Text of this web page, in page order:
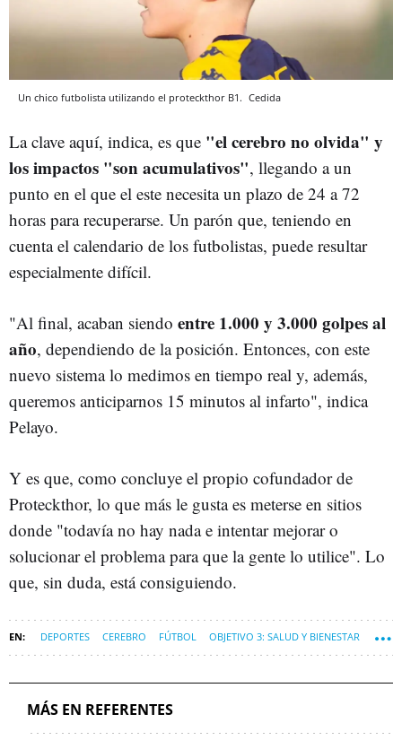
Un chico futbolista utilizando el proteckthor B1. Cedida
La clave aquí, indica, es que "el cerebro no olvida" y
los impactos "son acumulativos", llegando a un
punto en el que el este necesita un plazo de 24 a 72
horas para recuperarse. Un parón que, teniendo en
cuenta el calendario de los futbolistas, puede resultar
especialmente difícil.
"Al final, acaban siendo entre 1.000 y 3.000 golpes al
año, dependiendo de la posición. Entonces, con este
nuevo sistema lo medimos en tiempo real y, además,
queremos anticiparnos 15 minutos al infarto", indica
Pelayo.
Y es que, como concluye el propio cofundador de
Proteckthor, lo que más le gusta es meterse en sitios
donde "todavía no hay nada e intentar mejorar o
solucionar el problema para que la gente lo utilice". Lo
que, sin duda, está consiguiendo.
DEPORTES CEREBRO FÚTBOL OBJETIVO 3: SALUD Y BIENESTAR
MÁS EN REFERENTES